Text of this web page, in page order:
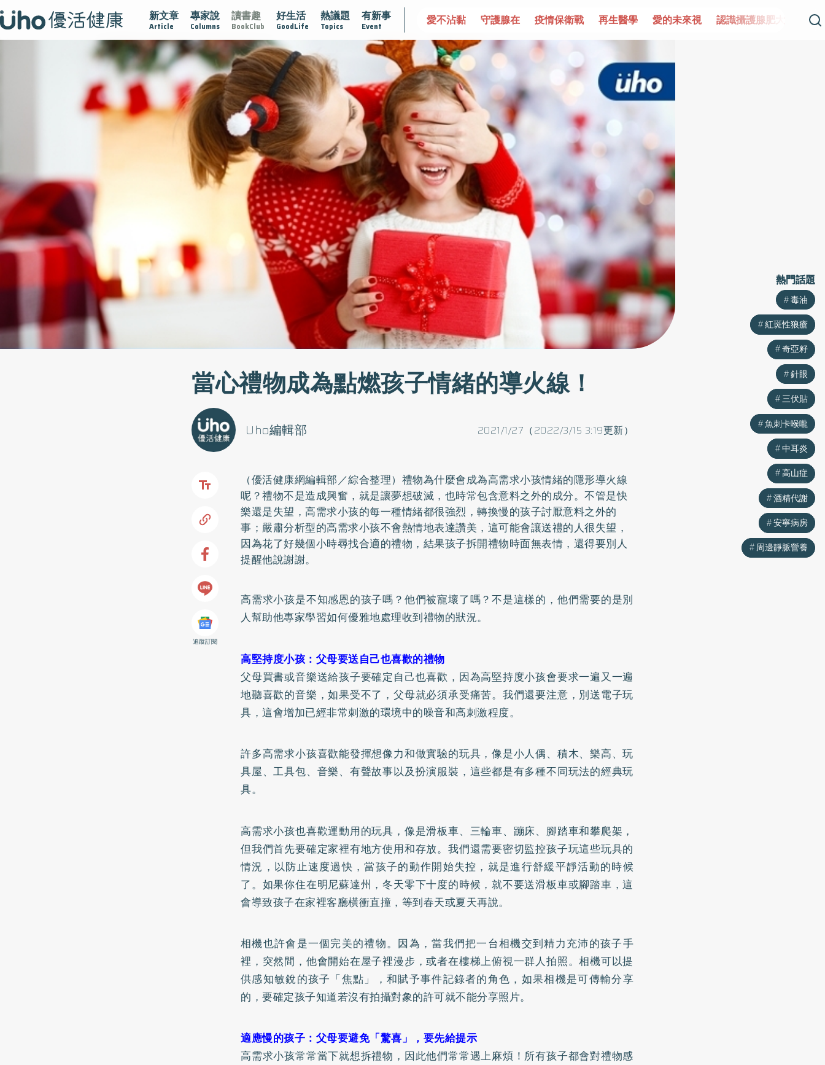
新文章
Article
專家說
Columns
讀書趣
BookClub
好生活
GoodLife
熱議題
Topics
有新事
Event
來視 認識攝護腺肥大 守護骨骼健康 達文西手術專欄 2025植牙指南 漸凍不孤單 愛不沾黏 守護腺在 疫情保衛戰 再生醫學 愛的未來視 認識攝護腺肥大 守
當心禮物成為點燃孩子情緒的導火線！
2021/1/27（2022/3/15 3:19更新）
Uho編輯部
追蹤訂閱
（優活健康網編輯部／綜合整理）禮物為什麼會成為高需求小孩情緒的隱形導火線
呢？禮物不是造成興奮，就是讓夢想破滅，也時常包含意料之外的成分。不管是快
樂還是失望，高需求小孩的每一種情緒都很強烈，轉換慢的孩子討厭意料之外的
事；嚴肅分析型的高需求小孩不會熱情地表達讚美，這可能會讓送禮的人很失望，
因為花了好幾個小時尋找合適的禮物，結果孩子拆開禮物時面無表情，還得要別人
提醒他說謝謝。
高需求小孩是不知感恩的孩子嗎？他們被寵壞了嗎？不是這樣的，他們需要的是別
人幫助他專家學習如何優雅地處理收到禮物的狀況。
高堅持度小孩：父母要送自己也喜歡的禮物
父母買書或音樂送給孩子要確定自己也喜歡，因為高堅持度小孩會要求一遍又一遍
地聽喜歡的音樂，如果受不了，父母就必須承受痛苦。我們還要注意，別送電子玩
具，這會增加已經非常刺激的環境中的噪音和高刺激程度。
許多高需求小孩喜歡能發揮想像力和做實驗的玩具，像是小人偶、積木、樂高、玩
具屋、工具包、音樂、有聲故事以及扮演服裝，這些都是有多種不同玩法的經典玩
具。
高需求小孩也喜歡運動用的玩具，像是滑板車、三輪車、蹦床、腳踏車和攀爬架，
但我們首先要確定家裡有地方使用和存放。我們還需要密切監控孩子玩這些玩具的
情況，以防止速度過快，當孩子的動作開始失控，就是進行舒緩平靜活動的時候
了。如果你住在明尼蘇達州，冬天零下十度的時候，就不要送滑板車或腳踏車，這
會導致孩子在家裡客廳橫衝直撞，等到春天或夏天再說。
相機也許會是一個完美的禮物。因為，當我們把一台相機交到精力充沛的孩子手
裡，突然間，他會開始在屋子裡漫步，或者在樓梯上俯視一群人拍照。相機可以提
供感知敏銳的孩子「焦點」，和賦予事件記錄者的角色，如果相機是可傳輸分享
的，要確定孩子知道若沒有拍攝對象的許可就不能分享照片。
適應慢的孩子：父母要避免「驚喜」，要先給提示
高需求小孩常常當下就想拆禮物，因此他們常常遇上麻煩！所有孩子都會對禮物感
熱門話題
毒油
紅斑性狼瘡
奇亞籽
針眼
三伏貼
魚刺卡喉嚨
中耳炎
高山症
酒精代謝
安寧病房
周邊靜脈營養
熱門話題
毒油
紅斑性狼瘡
奇亞籽
針眼
三伏貼
魚刺卡喉嚨
中耳炎
高山症
酒精代謝
安寧病房
周邊靜脈營養